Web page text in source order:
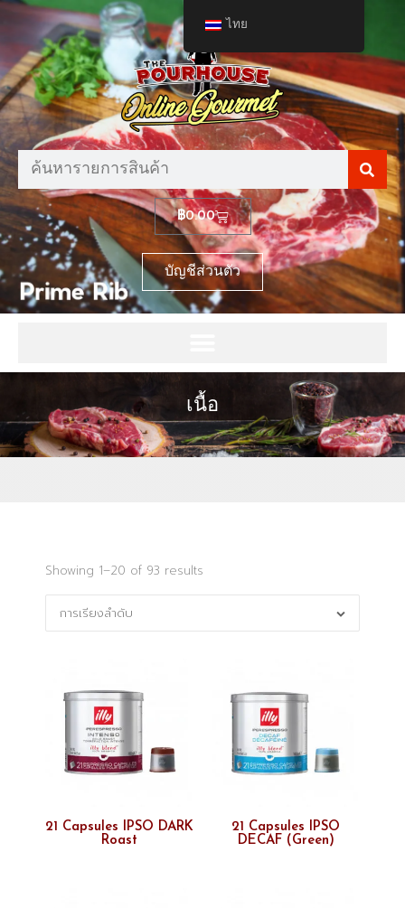
฿0.00
บัญชีส่วนตัว
เนื้อ
Showing 1–20 of 93 results
การเรียงลำดับ
21 Capsules IPSO DARK
Roast
21 Capsules IPSO
DECAF (Green)
ไทย